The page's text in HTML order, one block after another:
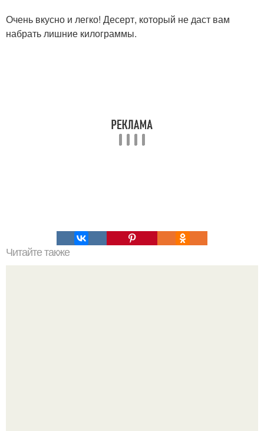
Очень вкусно и легко! Десерт, который не даст вам
набрать лишние килограммы.
Читайте также